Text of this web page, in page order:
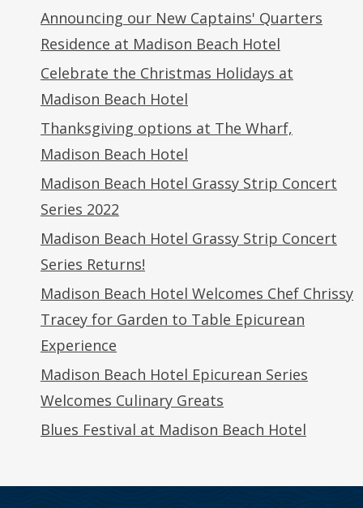
Announcing our New Captains' Quarters
Residence at Madison Beach Hotel
Celebrate the Christmas Holidays at
Madison Beach Hotel
Thanksgiving options at The Wharf,
Madison Beach Hotel
Madison Beach Hotel Grassy Strip Concert
Series 2022
Madison Beach Hotel Grassy Strip Concert
Series Returns!
Madison Beach Hotel Welcomes Chef Chrissy
Tracey for Garden to Table Epicurean
Experience
Madison Beach Hotel Epicurean Series
Welcomes Culinary Greats
Blues Festival at Madison Beach Hotel